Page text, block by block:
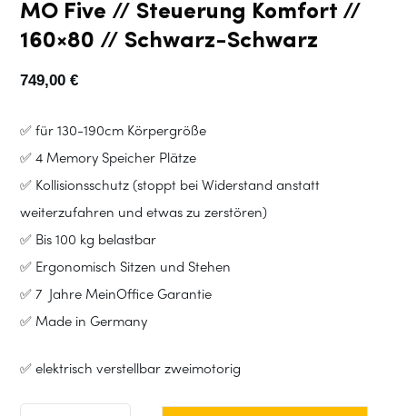
MO Five // Steuerung Komfort //
160×80 // Schwarz-Schwarz
749,00 €
✅ für 130-190cm Körpergröße
✅ 4 Memory Speicher Plätze
✅ Kollisionsschutz (stoppt bei Widerstand anstatt
weiterzufahren und etwas zu zerstören)
✅ Bis 100 kg belastbar
✅ Ergonomisch Sitzen und Stehen
✅ 7 Jahre MeinOffice Garantie
✅ Made in Germany
✅ elektrisch verstellbar zweimotorig